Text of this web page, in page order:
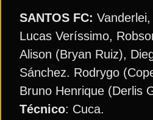
SANTOS FC:
Lucas Veríssimo,
Alison (Bryan Ruiz),
Sánchez. Rodrygo
Bruno Henrique (Derlis
Técnico: Cuca.